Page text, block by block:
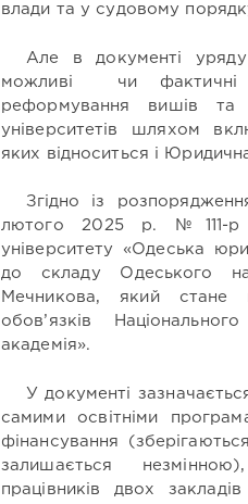
влади та у судовому
Але в документі
можливі чи фактичні
реформування вишів та
університетів шляхом
яких відноситься і
Згідно із
лютого 2025 р. №111-р
університету «Одеська
до складу Одеського
Мечникова, який стане
обов’язків
академія».
У документі
самими освітніми
фінансування
залишається
працівників двох